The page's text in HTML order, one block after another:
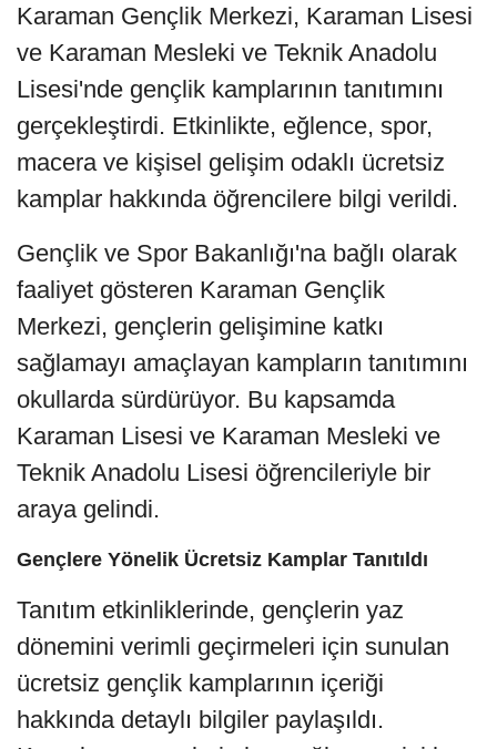
Karaman Gençlik Merkezi, Karaman Lisesi
ve Karaman Mesleki ve Teknik Anadolu
Lisesi'nde gençlik kamplarının tanıtımını
gerçekleştirdi. Etkinlikte, eğlence, spor,
macera ve kişisel gelişim odaklı ücretsiz
kamplar hakkında öğrencilere bilgi verildi.
Gençlik ve Spor Bakanlığı'na bağlı olarak
faaliyet gösteren Karaman Gençlik
Merkezi, gençlerin gelişimine katkı
sağlamayı amaçlayan kampların tanıtımını
okullarda sürdürüyor. Bu kapsamda
Karaman Lisesi ve Karaman Mesleki ve
Teknik Anadolu Lisesi öğrencileriyle bir
araya gelindi.
Gençlere Yönelik Ücretsiz Kamplar Tanıtıldı
Tanıtım etkinliklerinde, gençlerin yaz
dönemini verimli geçirmeleri için sunulan
ücretsiz gençlik kamplarının içeriği
hakkında detaylı bilgiler paylaşıldı.